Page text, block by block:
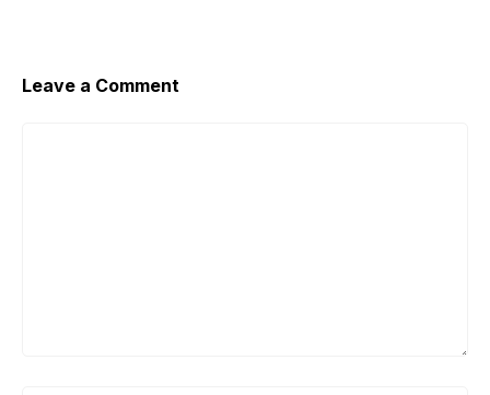
Leave a Comment